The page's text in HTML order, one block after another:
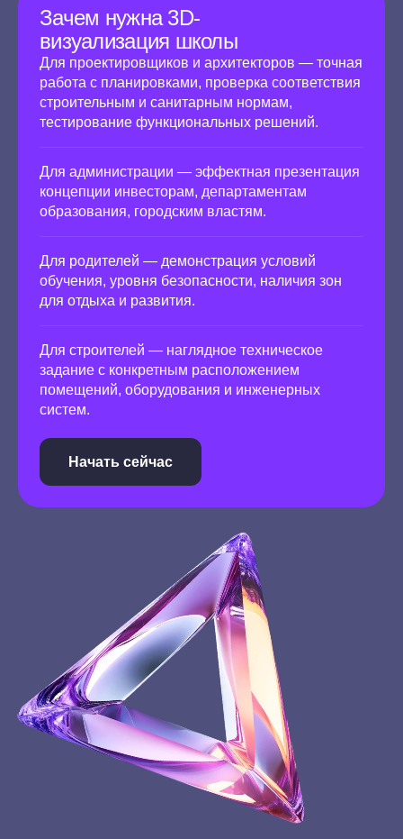
Зачем нужна 3D-
визуализация школы
Для проектировщиков и архитекторов — точная
работа с планировками, проверка соответствия
строительным и санитарным нормам,
тестирование функциональных решений.
Для администрации — эффектная презентация
концепции инвесторам, департаментам
образования, городским властям.
Для родителей — демонстрация условий
обучения, уровня безопасности, наличия зон
для отдыха и развития.
Для строителей — наглядное техническое
задание с конкретным расположением
помещений, оборудования и инженерных
систем.
Начать сейчас